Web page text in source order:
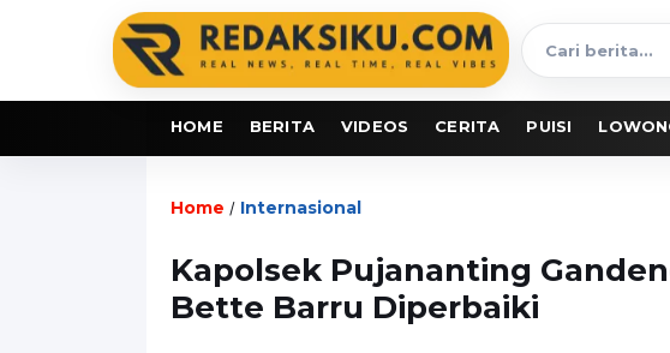
Cari
berita
HOME BERITA VIDEOS CERITA PUISI
Home / Internasional
Kapolsek Pujananting
Bette Barru Diperbaiki